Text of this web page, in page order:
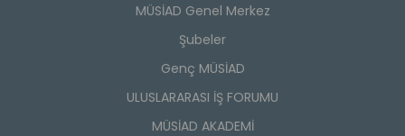
MÜSİAD Genel Merkez
Şubeler
Genç MÜSİAD
ULUSLARARASI İŞ FORUMU
MÜSİAD AKADEMİ